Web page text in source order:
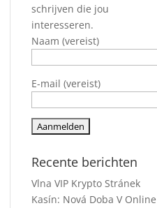
schrijven die jou
interesseren.
Naam (vereist)
E-mail (vereist)
Recente berichten
Vlna VIP Krypto Stránek
Kasín: Nová Doba V Online